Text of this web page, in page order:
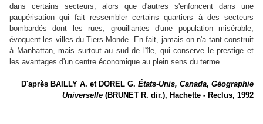
dans certains secteurs, alors que d'autres s'enfoncent dans une
paupérisation qui fait ressembler certains quartiers à des secteurs
bombardés dont les rues, grouillantes d'une population misérable,
évoquent les villes du Tiers-Monde. En fait, jamais on n'a tant construit
à Manhattan, mais surtout au sud de l'île, qui conserve le prestige et
les avantages d'un centre économique au plein sens du terme.
D'après BAILLY A. et DOREL G. États-Unis, Canada, Géographie
Universelle (BRUNET R. dir.), Hachette - Reclus, 1992